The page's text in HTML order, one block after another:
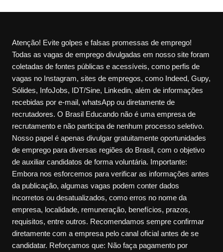
Atenção! Evite golpes e falsas promessas de emprego!
Todas as vagas de emprego divulgadas em nosso site foram
coletadas de fontes públicas e acessíveis, como perfis de
vagas no Instagram, sites de empregos, como Indeed, Gupy,
Sólides, InfoJobs, IDT/Sine, Linkedin, além de informações
recebidas por e-mail, whatsApp ou diretamente de
recrutadores. O Brasil Educando não é uma empresa de
recrutamento e não participa de nenhum processo seletivo.
Nosso papel é apenas divulgar gratuitamente oportunidades
de emprego para diversas regiões do Brasil, com o objetivo
de auxiliar candidatos de forma voluntária. Importante:
Embora nos esforcemos para verificar as informações antes
da publicação, algumas vagas podem conter dados
incorretos ou desatualizados, como erros no nome da
empresa, localidade, remuneração, benefícios, prazos,
requisitos, entre outros. Recomendamos sempre confirmar
diretamente com a empresa pelo canal oficial antes de se
candidatar. Reforçamos que: Não faça pagamento por